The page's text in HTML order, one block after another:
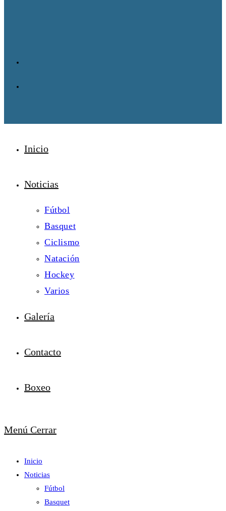
Inicio
Noticias
Fútbol
Basquet
Ciclismo
Natación
Hockey
Varios
Galería
Contacto
Boxeo
Menú Cerrar
Inicio
Noticias
Fútbol
Basquet